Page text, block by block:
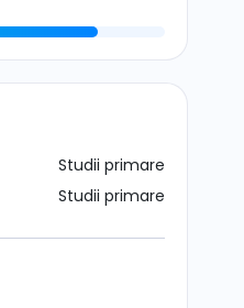
Studii primare
Studii primare